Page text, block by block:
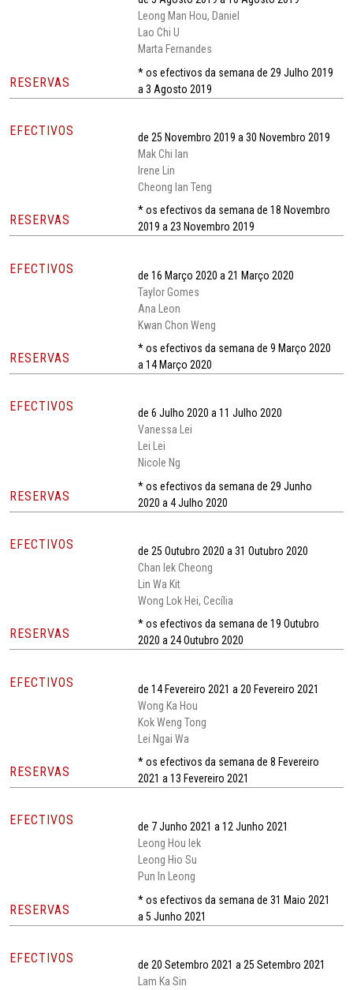
Leong Man Hou, Daniel
Lao Chi U
Marta Fernandes
RESERVAS
* os efectivos da semana de 29 Julho 2019
a 3 Agosto 2019
EFECTIVOS
de 25 Novembro 2019 a 30 Novembro 2019
Mak Chi Ian
Irene Lin
Cheong Ian Teng
RESERVAS
* os efectivos da semana de 18 Novembro
2019 a 23 Novembro 2019
EFECTIVOS
de 16 Março 2020 a 21 Março 2020
Taylor Gomes
Ana Leon
Kwan Chon Weng
RESERVAS
* os efectivos da semana de 9 Março 2020
a 14 Março 2020
EFECTIVOS
de 6 Julho 2020 a 11 Julho 2020
Vanessa Lei
Lei Lei
Nicole Ng
RESERVAS
* os efectivos da semana de 29 Junho
2020 a 4 Julho 2020
EFECTIVOS
de 25 Outubro 2020 a 31 Outubro 2020
Chan Iek Cheong
Lin Wa Kit
Wong Lok Hei, Cecília
RESERVAS
* os efectivos da semana de 19 Outubro
2020 a 24 Outubro 2020
EFECTIVOS
de 14 Fevereiro 2021 a 20 Fevereiro 2021
Wong Ka Hou
Kok Weng Tong
Lei Ngai Wa
RESERVAS
* os efectivos da semana de 8 Fevereiro
2021 a 13 Fevereiro 2021
EFECTIVOS
de 7 Junho 2021 a 12 Junho 2021
Leong Hou Iek
Leong Hio Su
Pun In Leong
RESERVAS
* os efectivos da semana de 31 Maio 2021
a 5 Junho 2021
EFECTIVOS
de 20 Setembro 2021 a 25 Setembro 2021
Lam Ka Sin